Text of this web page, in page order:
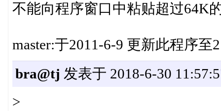
不能向程序窗口中粘贴超过64K
master:于2011-6-9 更新此程序至
bra@tj 发表于 2018-6-30
>